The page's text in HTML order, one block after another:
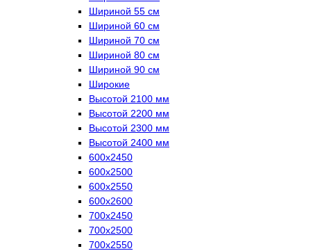
Шириной 55 см
Шириной 60 см
Шириной 70 см
Шириной 80 см
Шириной 90 см
Широкие
Высотой 2100 мм
Высотой 2200 мм
Высотой 2300 мм
Высотой 2400 мм
600х2450
600х2500
600х2550
600х2600
700х2450
700х2500
700х2550